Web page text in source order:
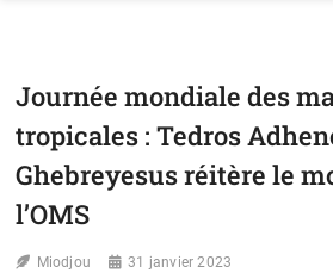
Journée mondiale des
tropicales : Tedros
Ghebreyesus réitère le
l’OMS
Miodjou 31 janvier 2023